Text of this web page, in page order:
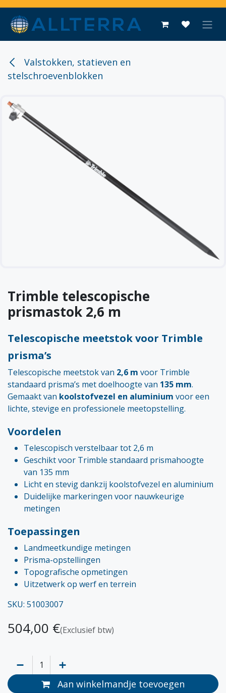
Overslaan naar inhoud
Valstokken, statieven en
stelschroevenblokken
Trimble telescopische
prismastok 2,6 m
Telescopische meetstok voor Trimble
prisma’s
Telescopische meetstok van 2,6 m voor Trimble
standaard prisma’s met doelhoogte van 135 mm.
Gemaakt van koolstofvezel en aluminium voor een
lichte, stevige en professionele meetopstelling.
Voordelen
Telescopisch verstelbaar tot 2,6 m
Geschikt voor Trimble standaard prismahoogte
van 135 mm
Licht en stevig dankzij koolstofvezel en aluminium
Duidelijke markeringen voor nauwkeurige
metingen
Toepassingen
Landmeetkundige metingen
Prisma-opstellingen
Topografische opmetingen
Uitzetwerk op werf en terrein
SKU: 51003007
504,00 €(Exclusief btw)
Aan winkelmandje toevoegen